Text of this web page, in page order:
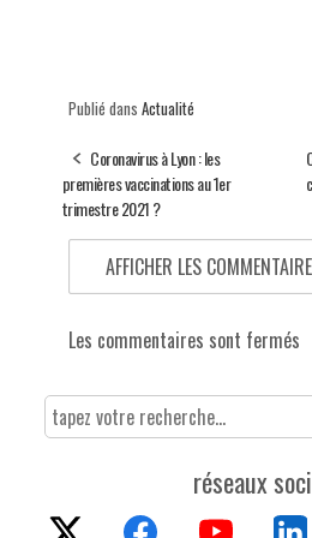
Publié dans Actualité
Coronavirus à Lyon : les
premières vaccinations au 1er
trimestre 2021 ?
AFFICHER LES
Les commentaires sont fermés
réseaux